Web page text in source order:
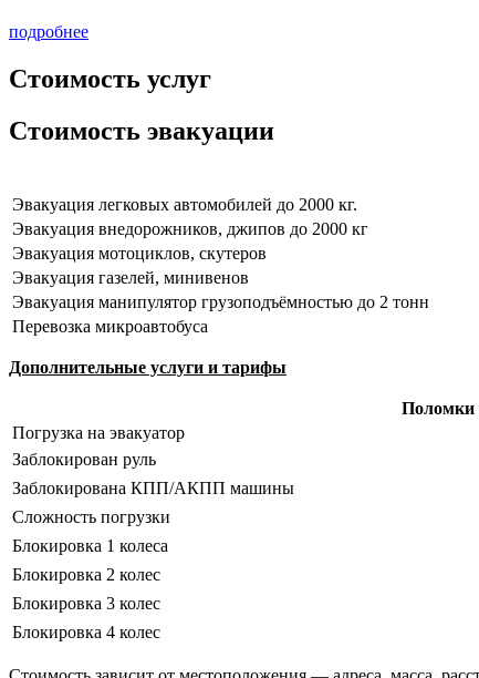
подробнее
Стоимость услуг
Стоимость эвакуации
Эвакуация легковых автомобилей до 2000 кг.
Эвакуация внедорожников, джипов до 2000 кг
Эвакуация мотоциклов, скутеров
Эвакуация газелей, минивенов
Эвакуация манипулятор грузоподъёмностью до 2 тонн
Перевозка микроавтобуса
Дополнительные услуги и тарифы
Поломки
Погрузка на эвакуатор
Заблокирован руль
Заблокирована КПП/АКПП машины
Сложность погрузки
Блокировка 1 колеса
Блокировка 2 колес
Блокировка 3 колес
Блокировка 4 колес